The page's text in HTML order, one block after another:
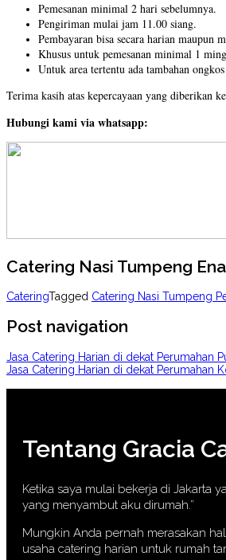
Pemesanan minimal 2 hari sebelumnya.
Pengiriman mulai jam 11.00 siang.
Pembayaran bisa secara harian maupun
Khusus untuk pemesanan minimal 1
Untuk area tertentu ada tambahan
Terima kasih atas kepercayaan yang diberikan
Hubungi kami via whatsapp:
Catering Nasi Tumpeng
CateringTagged Catering Nasi Tumpeng
Post navigation
Jasa Catering Harian di dekat Perumahan
Jasa Catering Harian di dekat Perumahan
Tentang Gracia
Ketika saya mulai bekerja di Jakarta
yang menyambut aku dirumah.”
Mungkin Anda pernah merasakan
usaha catering harian untuk rumah